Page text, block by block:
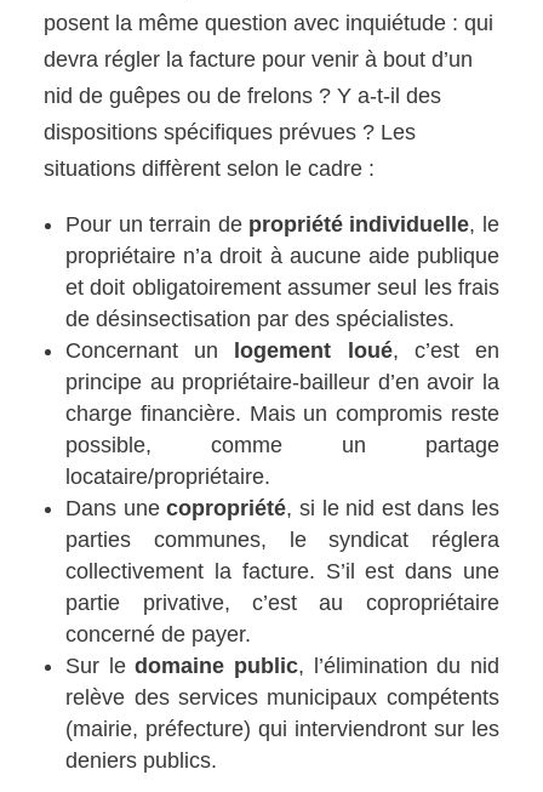
posent la même question avec inquiétude : qui
devra régler la facture pour venir à bout d’un
nid de guêpes ou de frelons ? Y a-t-il des
dispositions spécifiques prévues ? Les
situations diffèrent selon le cadre :
Pour un terrain de propriété individuelle, le
propriétaire n’a droit à aucune aide publique
et doit obligatoirement assumer seul les frais
de désinsectisation par des spécialistes.
Concernant un logement loué, c’est en
principe au propriétaire-bailleur d’en avoir la
charge financière. Mais un compromis reste
possible, comme un partage
locataire/propriétaire.
Dans unecopropriété, si le nid est dans les
parties communes, le syndicat réglera
collectivement la facture. S’il est dans une
partie privative, c’est au copropriétaire
concerné de payer.
Sur ledomaine public, l’élimination du nid
relève des services municipaux compétents
(mairie, préfecture) qui interviendront sur les
deniers publics.